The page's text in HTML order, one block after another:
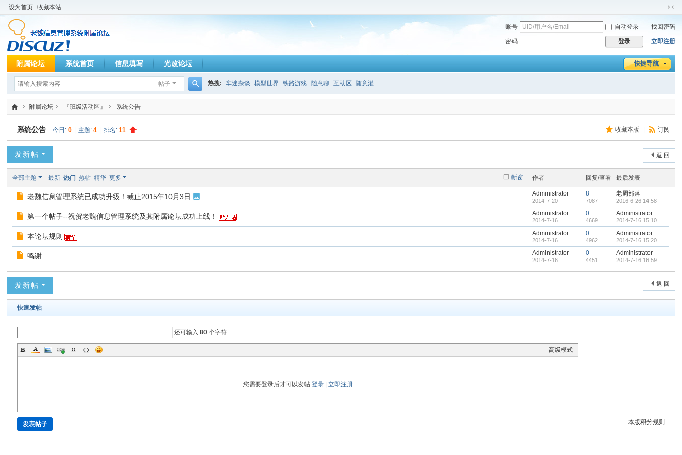
设为首页 收藏本站
切
换
窄
版
账号 自动登录
找回密码
密码
登录 立即注册
快捷导航
附属论坛 系统首页 信息填写 光改论坛
帖子
搜
索
热搜: 车迷杂谈 模型世界 铁路游戏 随意聊 互助区 随意灌
老
信
息
管
理
系
统
属
论
坛
»
附属论坛 『班级活动区』 系统公告
收藏本版 订阅
系统公告 今日:0 主题:4 排名:11
返 回
发新帖
新窗
全部主题 最新 热门 热帖 精华 更多 作者 回复/查看 最后发表
老魏信息管理系统已成功升级！截止2015年10月3日 Administrator
2014-7-20
8
7087
老周部落
2016-6-26 14:58
第一个帖子--祝贺老魏信息管理系统及其附属论坛成功上线！ Administrator
2014-7-16
0
4669
Administrator
2014-7-16 15:10
本论坛规则 Administrator
2014-7-16
0
4962
Administrator
2014-7-16 15:20
鸣谢 Administrator
2014-7-16
0
4451
Administrator
2014-7-16 16:59
返 回
发新帖
快速发帖
还可输入80 个字符
高级模式
您需要登录后才可以发帖 登录| 立即注册
本版积分规则
发表帖子